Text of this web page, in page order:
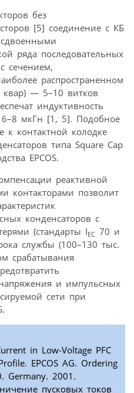
без
[5] соединение с КБ
ряда последовательных
сечением,
распространенном
— 5–10 витков
индуктивность
мкГн [1, 5]. Подобное
к контактной колодке
типа Square Cap
EPCOS.
реактивной
контакторами позволит
конденсаторов с
(стандарты IEC 70 и
службы (100–130 тыс.
срабатывания
и импульсных
сети при
in Low-Voltage PFC
EPCOS AG. Ordering
Germany. 2001.
пусковых токов